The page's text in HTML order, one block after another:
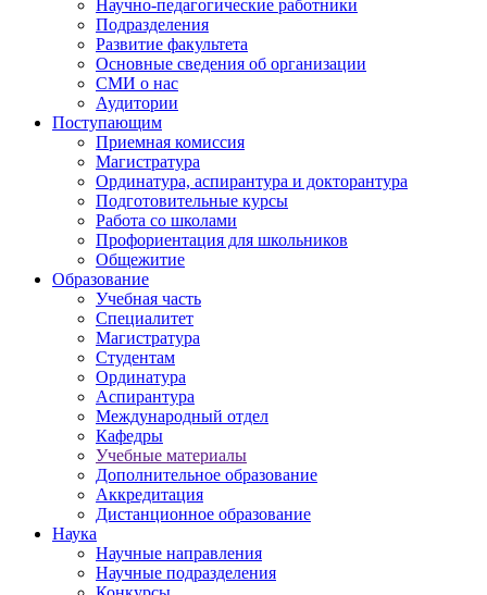
Научно-педагогические работники
Подразделения
Развитие факультета
Основные сведения об организации
СМИ о нас
Аудитории
Поступающим
Приемная комиссия
Магистратура
Ординатура, аспирантура и докторантура
Подготовительные курсы
Работа со школами
Профориентация для школьников
Общежитие
Образование
Учебная часть
Специалитет
Магистратура
Студентам
Ординатура
Аспирантура
Международный отдел
Кафедры
Учебные материалы
Дополнительное образование
Аккредитация
Дистанционное образование
Наука
Научные направления
Научные подразделения